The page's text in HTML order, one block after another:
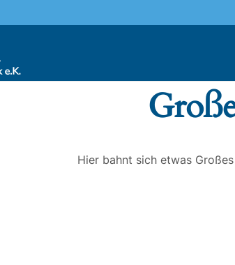
Hier bahnt sich etwas